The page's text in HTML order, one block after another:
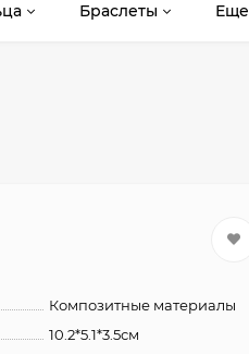
Браслеты Еще
Композитные материалы
10.2*5.1*3.5см